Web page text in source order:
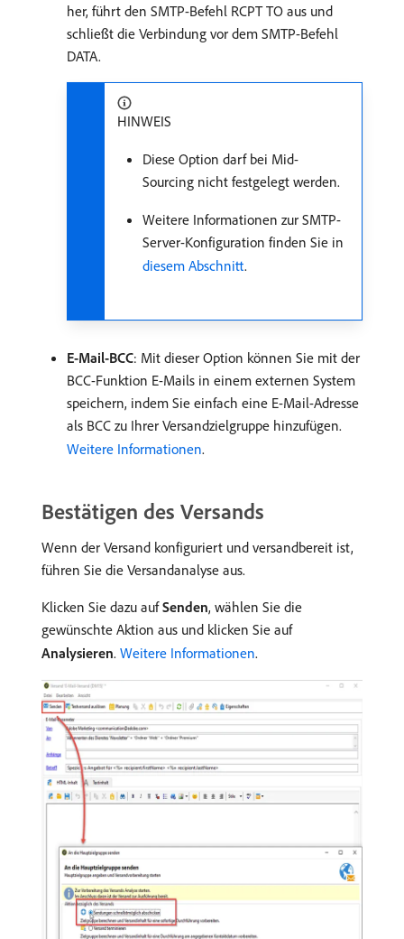
her, führt den SMTP-Befehl RCPT TO aus und
schließt die Verbindung vor dem SMTP-Befehl
DATA.
HINWEIS
Diese Option darf bei Mid-
Sourcing nicht festgelegt werden.
Weitere Informationen zur SMTP-
Server-Konfiguration finden Sie in
diesem Abschnitt.
E-Mail-BCC: Mit dieser Option können Sie mit der
BCC-Funktion E-Mails in einem externen System
speichern, indem Sie einfach eine E-Mail-Adresse
als BCC zu Ihrer Versandzielgruppe hinzufügen.
Weitere Informationen.
Bestätigen des Versands
Wenn der Versand konfiguriert und versandbereit ist,
führen Sie die Versandanalyse aus.
Klicken Sie dazu aufSenden, wählen Sie die
gewünschte Aktion aus und klicken Sie auf
Analysieren. Weitere Informationen.